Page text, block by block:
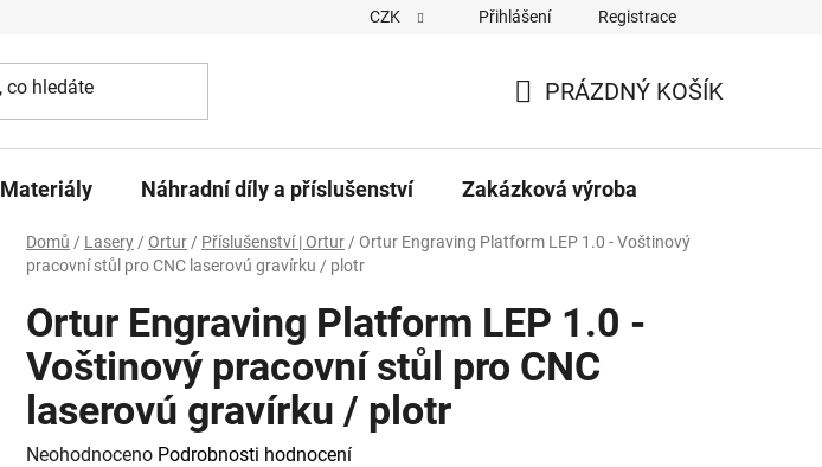
CZK Přihlášení Registrace
KOŠÍK
PRÁZDNÝ KOŠÍK
Materiály Náhradní díly a příslušenství Zakázková výroba
Domů / Lasery / Ortur / Příslušenství | Ortur / Ortur Engraving Platform LEP 1.0 - Voštinový
pracovní stůl pro CNC laserovú gravírku / plotr
Ortur Engraving Platform LEP 1.0 -
Voštinový pracovní stůl pro CNC
laserovú gravírku / plotr
Průměrné
Neohodnoceno Podrobnosti hodnocení